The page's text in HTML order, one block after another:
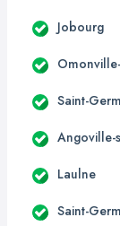
Jobourg
Saint-
Angoville-
Laulne
Saint-